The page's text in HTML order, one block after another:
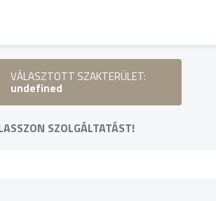
VÁLASZTOTT SZAKTERÜLET:
undefined
SZOLGÁLTATÁST!